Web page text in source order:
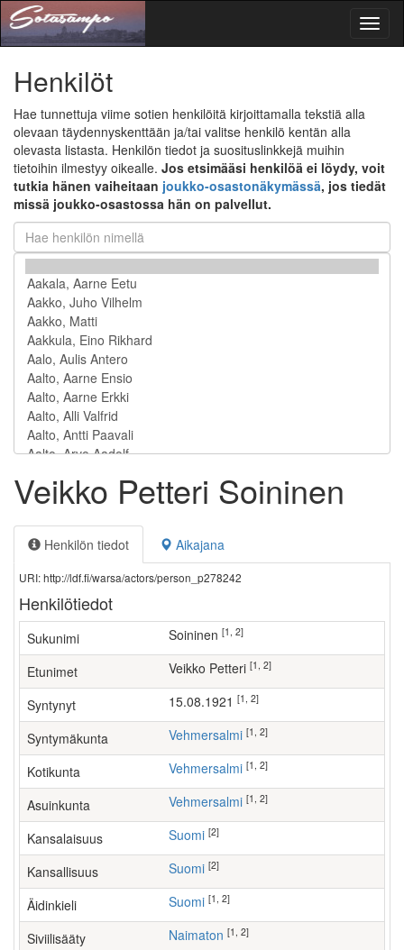
Henkilöt
Hae tunnettuja viime sotien henkilöitä kirjoittamalla tekstiä alla
olevaan täydennyskenttään ja/tai valitse henkilö kentän alla
olevasta listasta. Henkilön tiedot ja suosituslinkkejä muihin
tietoihin ilmestyy oikealle. Jos etsimääsi henkilöä ei löydy, voit
tutkia hänen vaiheitaan joukko-osastonäkymässä, jos tiedät
missä joukko-osastossa hän on palvellut.
Veikko Petteri Soininen
Henkilön tiedot Aikajana
URI: http://ldf.fi/warsa/actors/person_p278242
Henkilötiedot
Sukunimi Soininen [1, 2]
Etunimet Veikko Petteri [1, 2]
Syntynyt 15.08.1921 [1, 2]
Syntymäkunta Vehmersalmi [1, 2]
Kotikunta Vehmersalmi [1, 2]
Asuinkunta Vehmersalmi [1, 2]
Kansalaisuus Suomi [2]
Kansallisuus Suomi [2]
Äidinkieli Suomi [1, 2]
Siviilisääty Naimaton [1, 2]